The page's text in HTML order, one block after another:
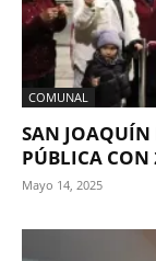
COMUNAL
SAN
PÚBLICA
Mayo 14, 2025